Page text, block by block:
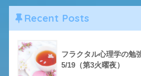
Recent Posts
フラクタル心理学の勉
5/19（第3火曜夜）